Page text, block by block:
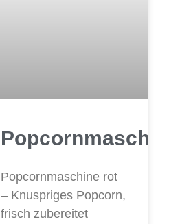
Popcornmaschine
Popcornmaschine rot
– Knuspriges Popcorn,
frisch zubereitet